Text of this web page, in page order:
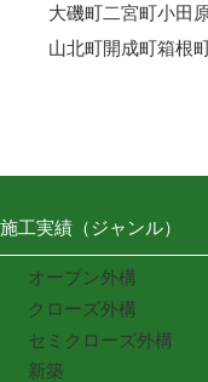
大磯町二宮町小田
山北町開成町箱根
施工実績（ジャンル）
オープン外構
クローズ外構
セミクローズ外構
新築